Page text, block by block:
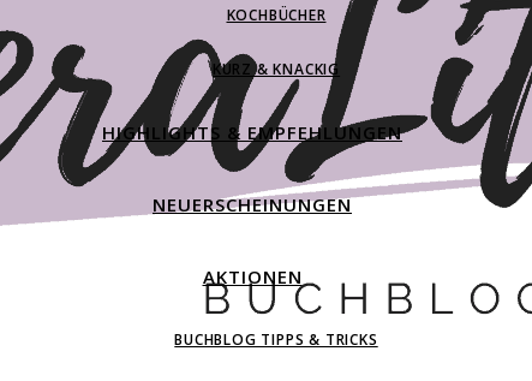
KOCHBÜCHER
KURZ & KNACKIG
HIGHLIGHTS & EMPFEHLUNGEN
NEUERSCHEINUNGEN
AKTIONEN
BUCHBLOG TIPPS & TRICKS